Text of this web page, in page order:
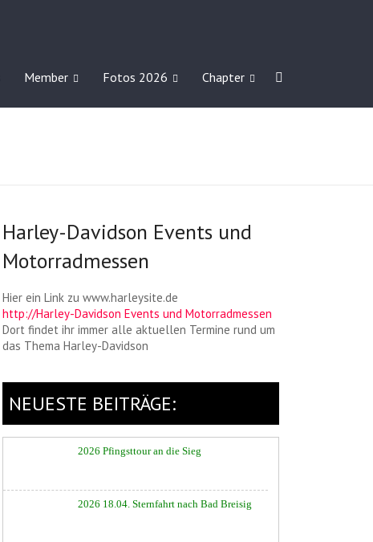
Member Fotos 2026 Chapter
Harley-Davidson Events und
Motorradmessen
Hier ein Link zu www.harleysite.de
http://Harley-Davidson Events und Motorradmessen
Dort findet ihr immer alle aktuellen Termine rund um
das Thema Harley-Davidson
NEUESTE BEITRÄGE:
2026 Pfingsttour an die Sieg
2026 18.04. Sternfahrt nach Bad Breisig